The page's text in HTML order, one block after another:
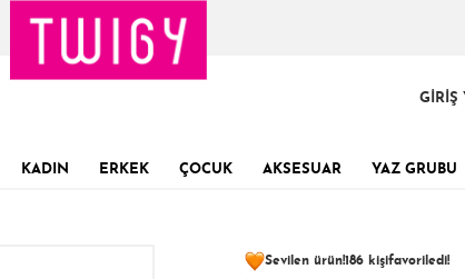
GİRİŞ
KADIN ERKEK ÇOCUK AKSESUAR YAZ GRUBU
Sevilen ürün!186 kişifavoriledi!